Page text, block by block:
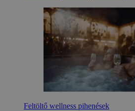
Feltöltő wellness pihenések